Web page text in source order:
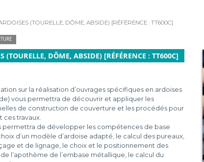
(TOURELLE, DÔME, ABSIDE) [RÉFÉRENCE : TT600C]
(TOURELLE, DÔME, ABSIDE) [RÉFÉRENCE : TT600C]
sur la réalisation d’ouvrages spécifiques en ardoises
vous permettra de découvrir et appliquer les
de construction de couverture et les procédés pour
ces travaux.
permettra de développer les compétences de base
d’un modèle d’ardoise adapté, le calcul des pureaux,
et de lignage, le choix et le positionnement des
l’apothème de l’embase métallique, le calcul du